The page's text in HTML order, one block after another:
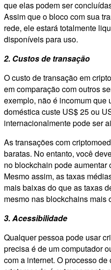
que elas podem ser
Assim que o bloco com sua
rede, ele estará totalmente
disponíveis para uso.
2. Custos de transação
O custo de transação em
em comparação com outros
exemplo, não é incomum que
doméstica custe US$ 25 ou
internacionalmente pode ser
As transações com
baratas. No entanto, você
no blockchain pode aumentar
Mesmo assim, as taxas
mais baixas do que as taxas
mesmo nas blockchains mais
3. Acessibilidade
Qualquer pessoa pode usar
precisa é de um computador
com a internet. O processo